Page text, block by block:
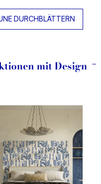
DURCHBLÄTTERN
mit Design